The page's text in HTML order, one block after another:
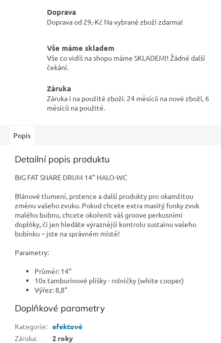
Doprava
Doprava od 29,-Kč Na vybrané zboží zdarma!
Vše máme skladem
Vše co vidíš na shopu máme SKLADEM!! Žádné další
čekání.
Záruka
Záruka i na použité zboží. 24 měsíců na nové zboží, 6
měsíců na použité.
Popis
Detailní popis produktu
BIG FAT SNARE DRUM 14" HALO-WC
Blánové tlumení, prstence a další produkty pro okamžitou
změnu vašeho zvuku. Pokud chcete extra masitý funky zvuk
malého bubnu, chcete okořenit váš groove perkusními
doplňky, či jen hledáte výraznější kontrolu sustainu vašeho
bubínku – jste na správném místě!
Parametry:
Průměr: 14"
10x tamburínové plíšky - rolničky (white cooper)
Výřez: 8,8"
Doplňkové parametry
Kategorie: efektové
Záruka:
2 roky